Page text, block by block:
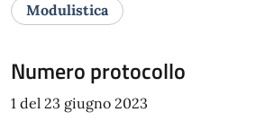
Modulistica
Numero protocollo
1 del 23 giugno 2023